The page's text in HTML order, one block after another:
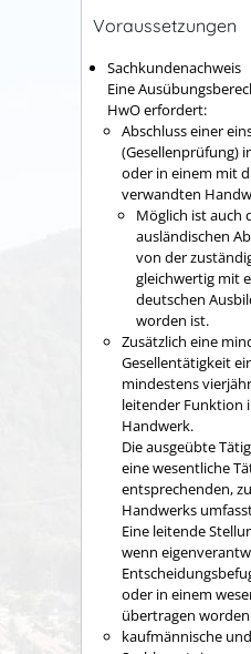
Voraussetzungen
Sachkundenachweis
Eine
HwO erfordert:
Abschluss einer
(Gesellenprüfung)
oder in einem mit
verwandten
Möglich ist auch
ausländischen
von der
gleichwertig mit
deutschen
worden ist.
Zusätzlich eine
Gesellentätigkeit
mindestens
leitender Funktion
Handwerk.
Die ausgeübte
eine wesentliche
entsprechenden,
Handwerks
Eine leitende
wenn
oder in einem
übertragen
kaufmännische